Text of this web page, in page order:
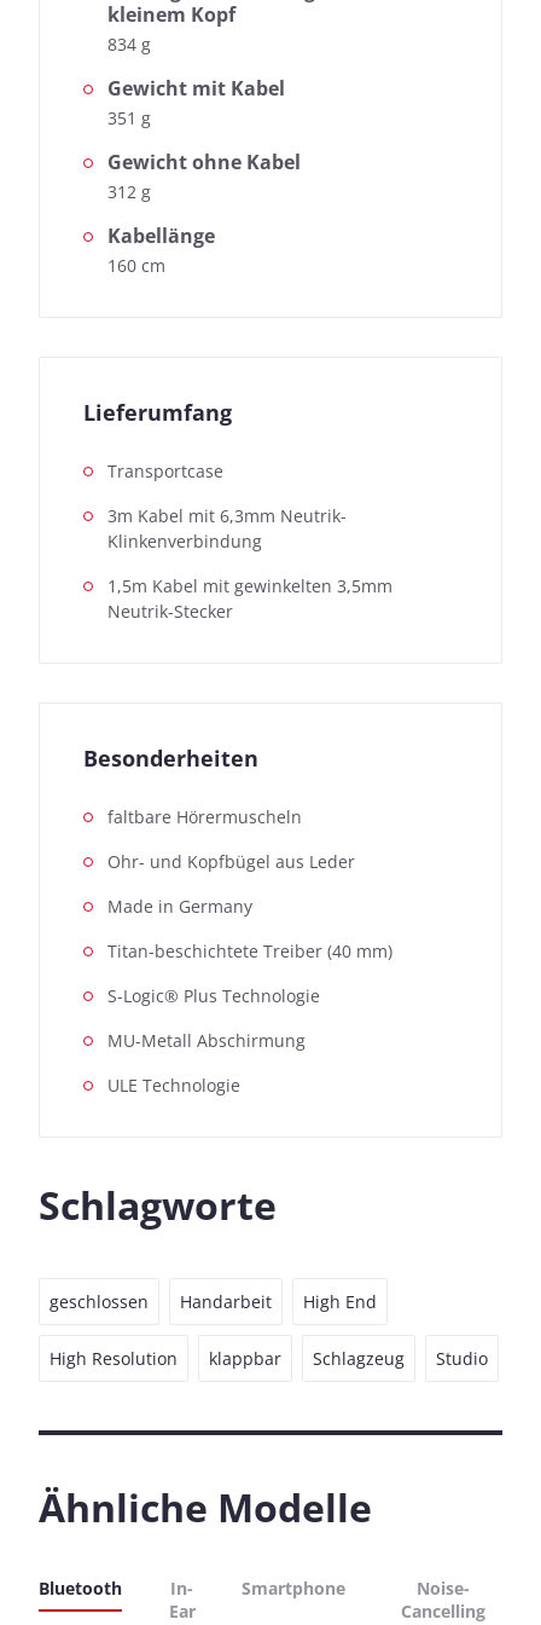
kleinem Kopf
834 g
Gewicht mit Kabel
351 g
Gewicht ohne Kabel
312 g
Kabellänge
160 cm
Lieferumfang
Transportcase
3m Kabel mit 6,3mm Neutrik-
Klinkenverbindung
1,5m Kabel mit gewinkelten 3,5mm
Neutrik-Stecker
Besonderheiten
faltbare Hörermuscheln
Ohr- und Kopfbügel aus Leder
Made in Germany
Titan-beschichtete Treiber (40 mm)
S-Logic® Plus Technologie
MU-Metall Abschirmung
ULE Technologie
Schlagworte
geschlossen Handarbeit High End
High Resolution klappbar Schlagzeug Studio
Ähnliche Modelle
Bluetooth
In-
Ear
Smartphone
Noise-
Cancelling